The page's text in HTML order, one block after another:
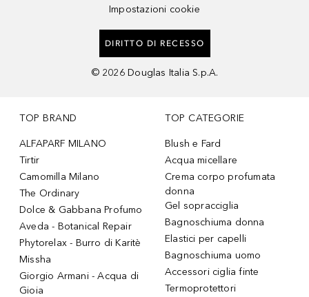
Impostazioni cookie
DIRITTO DI RECESSO
© 2026 Douglas Italia S.p.A.
TOP BRAND
ALFAPARF MILANO
Tirtir
Camomilla Milano
The Ordinary
Dolce & Gabbana Profumo
Aveda - Botanical Repair
Phytorelax - Burro di Karitè
Missha
Giorgio Armani - Acqua di
Gioia
TOP CATEGORIE
Blush e Fard
Acqua micellare
Crema corpo profumata
donna
Gel sopracciglia
Bagnoschiuma donna
Elastici per capelli
Bagnoschiuma uomo
Accessori ciglia finte
Termoprotettori